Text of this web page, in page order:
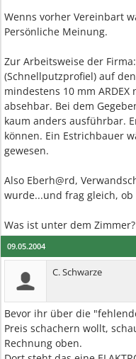
Wenns vorher Vereinbart
Persönliche Meinung.
Zur Arbeitsweise der
(Schnellputzprofiel) auf
mindestens 10 mm
absehbar. Bei dem
kaum anders ausführbar.
können. Ein Estrichbauer
gewesen.
Also Eberh@rd,
wurde...und frag gleich,
Was ist unter dem
09.05.2004
C. Schwarze
Bevor ihr über die
Preis schachern wollt,
Rechnung oben.